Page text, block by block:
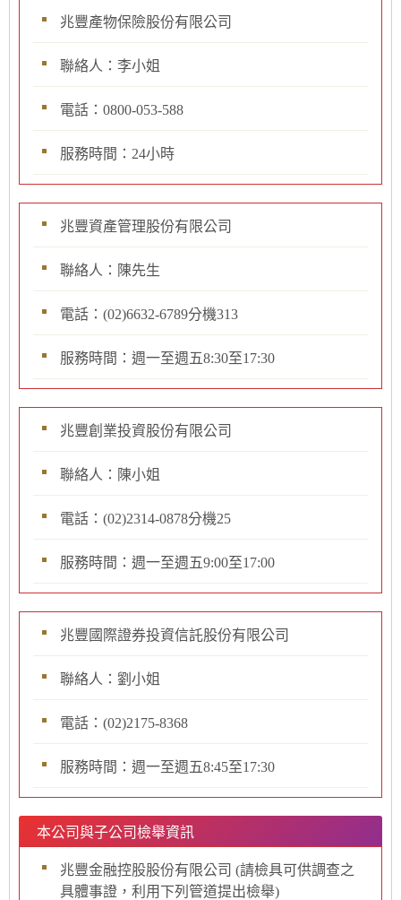
兆豐產物保險股份有限公司
聯絡人：李小姐
電話：0800-053-588
服務時間：24小時
兆豐資產管理股份有限公司
聯絡人：陳先生
電話：(02)6632-6789分機313
服務時間：週一至週五8:30至17:30
兆豐創業投資股份有限公司
聯絡人：陳小姐
電話：(02)2314-0878分機25
服務時間：週一至週五9:00至17:00
兆豐國際證券投資信託股份有限公司
聯絡人：劉小姐
電話：(02)2175-8368
服務時間：週一至週五8:45至17:30
本公司與子公司檢舉資訊
兆豐金融控股股份有限公司 (請檢具可供調查之
具體事證，利用下列管道提出檢舉)